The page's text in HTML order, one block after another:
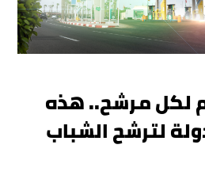
لكل مرشح.. هذه
لترشح الشباب